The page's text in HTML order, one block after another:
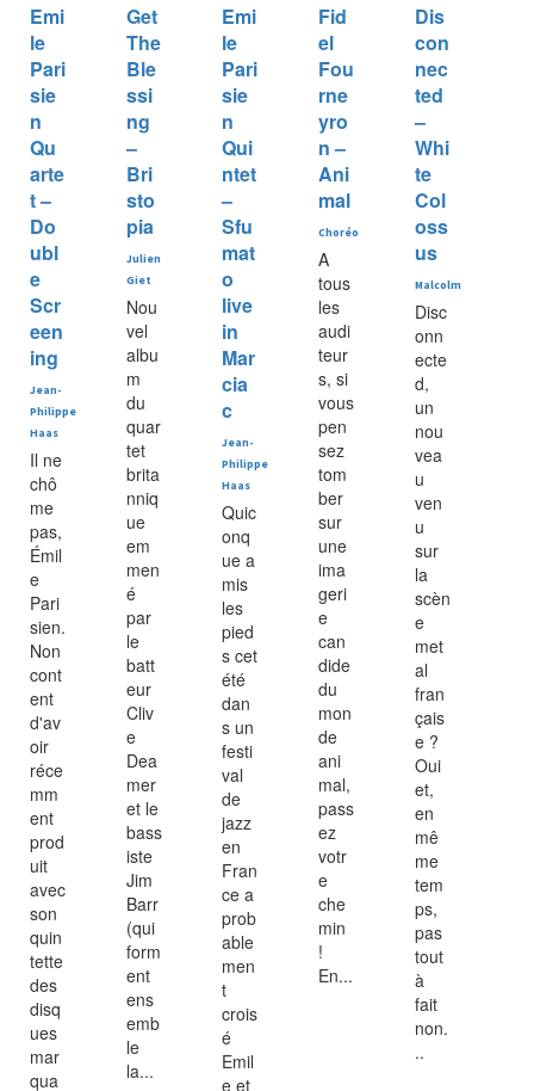
Emi
le
Pari
sie
n
Qu
arte
t –
Do
ubl
e
Scr
een
ing
Jean-
Philippe
Haas
Il ne
chô
me
pas,
Émil
e
Pari
sien.
Non
cont
ent
d'av
oir
réce
mm
ent
prod
uit
avec
son
quin
tette
des
disq
ues
mar
qua
Get
The
Ble
ssi
ng
–
Bri
sto
pia
Julien
Giet
Nou
vel
albu
m
du
quar
tet
brita
nniq
ue
em
men
é
par
le
batt
eur
Cliv
e
Dea
mer
et le
bass
iste
Jim
Barr
(qui
form
ent
ens
emb
le
la...
Emi
le
Pari
sie
n
Qui
ntet
–
Sfu
mat
o
live
in
Mar
cia
c
Jean-
Philippe
Haas
Quic
onq
ue a
mis
les
pied
s cet
été
dan
s un
festi
val
de
jazz
en
Fran
ce a
prob
able
men
t
crois
é
Emil
e et
Fid
el
Fou
rne
yro
n –
Ani
mal
Choréo
A
tous
les
audi
teur
s, si
vous
pen
sez
tom
ber
sur
une
ima
geri
e
can
dide
du
mon
de
ani
mal,
pass
ez
votr
e
che
min
!
En...
Dis
con
nec
ted
–
Whi
te
Col
oss
us
Malcolm
Disc
onn
ecte
d,
un
nou
vea
u
ven
u
sur
la
scèn
e
met
al
fran
çais
e ?
Oui
et,
en
mê
me
tem
ps,
pas
tout
à
fait
non.
..